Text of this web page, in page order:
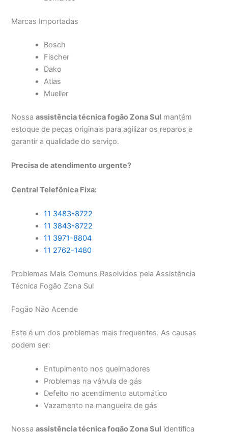
Marcas Importadas
Bosch
Fischer
Dako
Atlas
Mueller
Nossaassistência técnica fogão Zona Sul mantém
estoque de peças originais para agilizar os reparos e
garantir a qualidade do serviço.
Precisa de atendimento urgente?
Central Telefônica Fixa:
11 3483-8722
11 3843-8722
11 3971-8804
11 2762-1480
Problemas Mais Comuns Resolvidos pela Assistência
Técnica Fogão Zona Sul
Fogão Não Acende
Este é um dos problemas mais frequentes. As causas
podem ser:
Entupimento nos queimadores
Problemas na válvula de gás
Defeito no acendimento automático
Vazamento na mangueira de gás
Nossaassistência técnica fogão Zona Sul identifica